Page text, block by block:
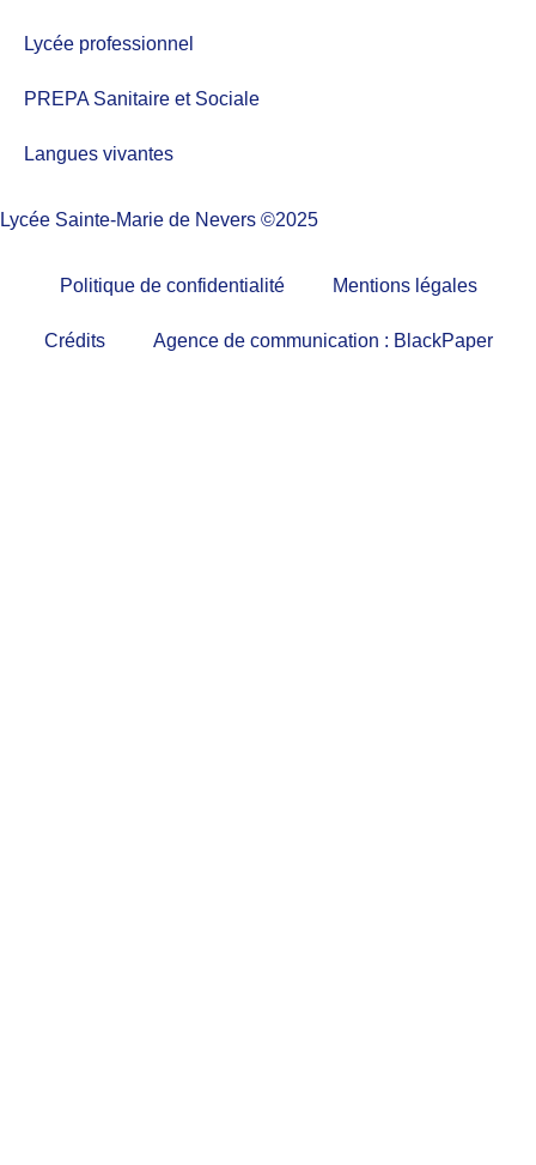
Lycée professionnel
PREPA Sanitaire et Sociale
Langues vivantes
Lycée Sainte-Marie de Nevers ©2025
Politique de confidentialité Mentions légales
Crédits Agence de communication : BlackPaper